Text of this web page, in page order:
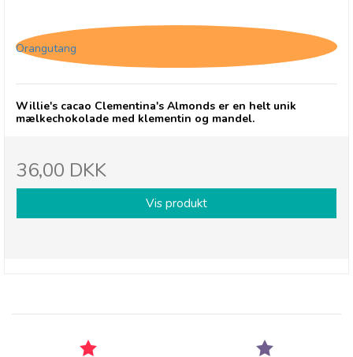
Orangutang
Willie's cacao Clementina's Almonds er en helt unik
mælkechokolade med klementin og mandel.
36,00 DKK
Vis produkt